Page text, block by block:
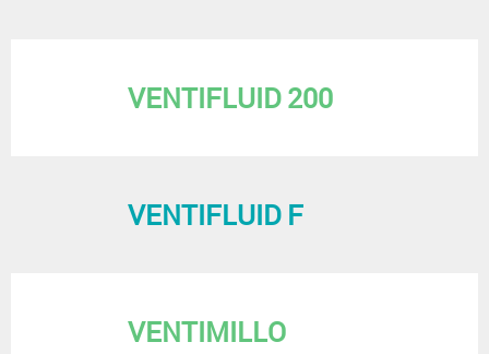
VENTIFLUID 200
VENTIFLUID F
VENTIMILLO